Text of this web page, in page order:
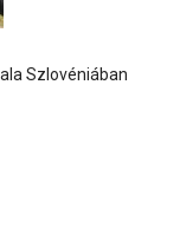
Szlovéniában